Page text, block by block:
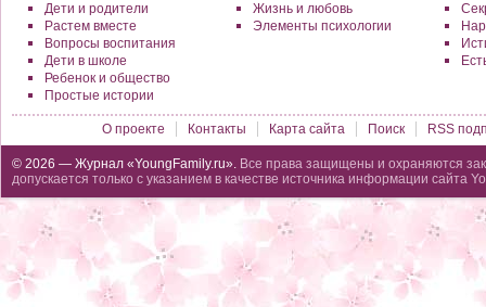
Дети и родители
Растем вместе
Вопросы воспитания
Дети в школе
Ребенок и общество
Простые истории
Жизнь и любовь
Элементы психологии
О проекте Контакты Карта сайта Поиск RSS
© 2026 — Журнал «YoungFamily.ru». Все права защищены и охраняются
допускается только с указанием в качестве источника информации сайта